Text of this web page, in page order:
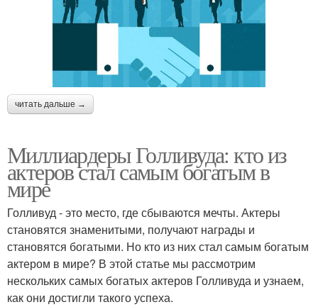
читать дальше →
Миллиардеры Голливуда: кто из
актеров стал самым богатым в
мире
Голливуд - это место, где сбываются мечты. Актеры
становятся знаменитыми, получают награды и
становятся богатыми. Но кто из них стал самым богатым
актером в мире? В этой статье мы рассмотрим
нескольких самых богатых актеров Голливуда и узнаем,
как они достигли такого успеха.